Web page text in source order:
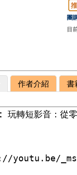
團
目
作者介紹 書